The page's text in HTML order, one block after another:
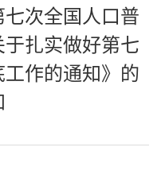
次全国人口普
扎实做好第七
作的通知》的